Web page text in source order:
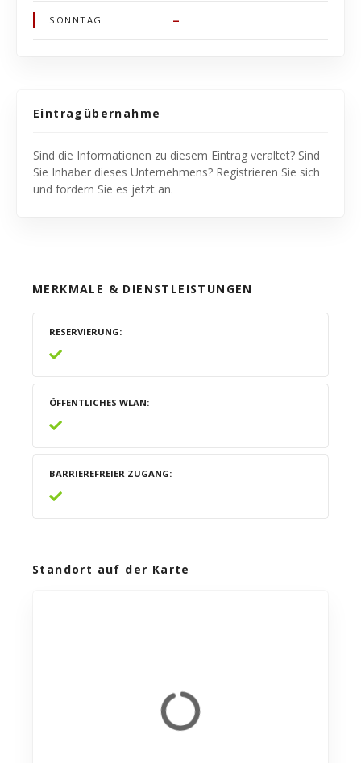
SONNTAG –
Eintragübernahme
Sind die Informationen zu diesem Eintrag veraltet? Sind
Sie Inhaber dieses Unternehmens? Registrieren Sie sich
und fordern Sie es jetzt an.
MERKMALE & DIENSTLEISTUNGEN
RESERVIERUNG
ÖFFENTLICHES WLAN
BARRIEREFREIER ZUGANG
Standort auf der Karte